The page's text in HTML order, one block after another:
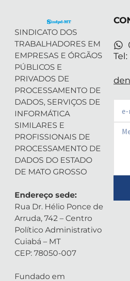
SINDICATO DOS
TRABALHADORES EM
EMPRESAS E ÓRGÃOS
PÚBLICOS E
PRIVADOS DE
PROCESSAMENTO DE
DADOS, SERVIÇOS DE
INFORMÁTICA
SIMILARES E
PROFISSIONAIS DE
PROCESSAMENTO DE
DADOS DO ESTADO
DE MATO GROSSO
Endereço sede:
Rua Dr. Hélio Ponce de
Arruda, 742 – Centro
Político Administrativo
Cuiabá – MT
CEP: 78050-007
Fundado em
Email